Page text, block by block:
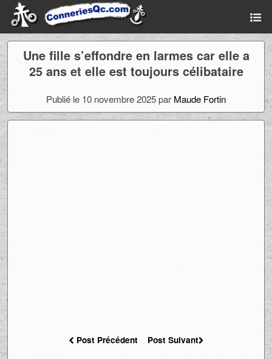
Une fille s’effondre en larmes car elle a
25 ans et elle est toujours célibataire
Publié le 10 novembre 2025 par Maude Fortin
Post Précédent Post Suivant